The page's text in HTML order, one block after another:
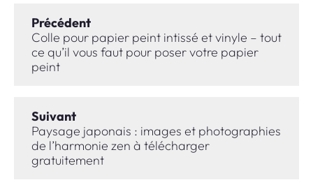
Précédent
Colle pour papier peint intissé et vinyle – tout
ce qu’il vous faut pour poser votre papier
peint
Suivant
Paysage japonais : images et photographies
de l’harmonie zen à télécharger
gratuitement